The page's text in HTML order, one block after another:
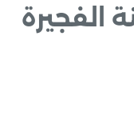
الفجيرة